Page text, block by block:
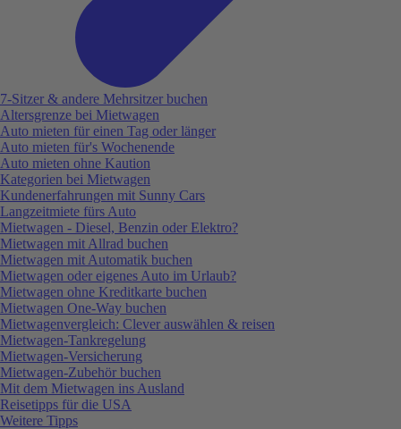
7-Sitzer & andere Mehrsitzer buchen
Altersgrenze bei Mietwagen
Auto mieten für einen Tag oder länger
Auto mieten für's Wochenende
Auto mieten ohne Kaution
Kategorien bei Mietwagen
Kundenerfahrungen mit Sunny Cars
Langzeitmiete fürs Auto
Mietwagen - Diesel, Benzin oder Elektro?
Mietwagen mit Allrad buchen
Mietwagen mit Automatik buchen
Mietwagen oder eigenes Auto im Urlaub?
Mietwagen ohne Kreditkarte buchen
Mietwagen One-Way buchen
Mietwagenvergleich: Clever auswählen & reisen
Mietwagen-Tankregelung
Mietwagen-Versicherung
Mietwagen-Zubehör buchen
Mit dem Mietwagen ins Ausland
Reisetipps für die USA
Weitere Tipps